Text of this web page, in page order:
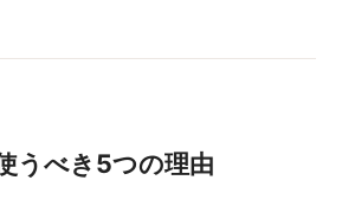
うべき5つの理由